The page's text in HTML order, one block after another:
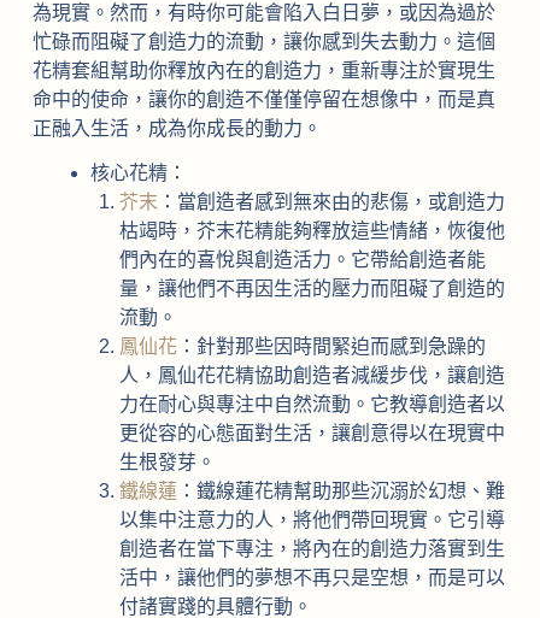
為現實。然而，有時你可能會陷入白日夢，或因為過於
忙碌而阻礙了創造力的流動，讓你感到失去動力。這個
花精套組幫助你釋放內在的創造力，重新專注於實現生
命中的使命，讓你的創造不僅僅停留在想像中，而是真
正融入生活，成為你成長的動力。
核心花精：
芥末 ：當創造者感到無來由的悲傷，或創造力
枯竭時，芥末花精能夠釋放這些情緒，恢復他
們內在的喜悅與創造活力。它帶給創造者能
量，讓他們不再因生活的壓力而阻礙了創造的
流動。
鳳仙花：針對那些因時間緊迫而感到急躁的
人，鳳仙花花精協助創造者減緩步伐，讓創造
力在耐心與專注中自然流動。它教導創造者以
更從容的心態面對生活，讓創意得以在現實中
生根發芽。
鐵線蓮 ：鐵線蓮花精幫助那些沉溺於幻想、難
以集中注意力的人，將他們帶回現實。它引導
創造者在當下專注，將內在的創造力落實到生
活中，讓他們的夢想不再只是空想，而是可以
付諸實踐的具體行動。